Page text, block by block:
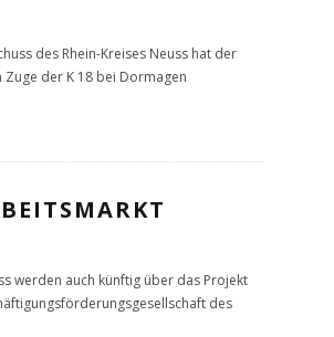
des Rhein-Kreises Neuss hat der
der K 18 bei Dormagen
werden auch künftig über das Projekt
des